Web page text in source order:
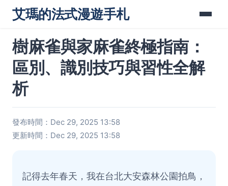
艾瑪的法式漫遊手札
樹麻雀與家麻雀終極指南：
區別、識別技巧與習性全解
析
發布時間：Dec 29, 2025 13:58
更新時間：Dec 29, 2025 13:58
記得去年春天，我在台北大安森林公園拍鳥，